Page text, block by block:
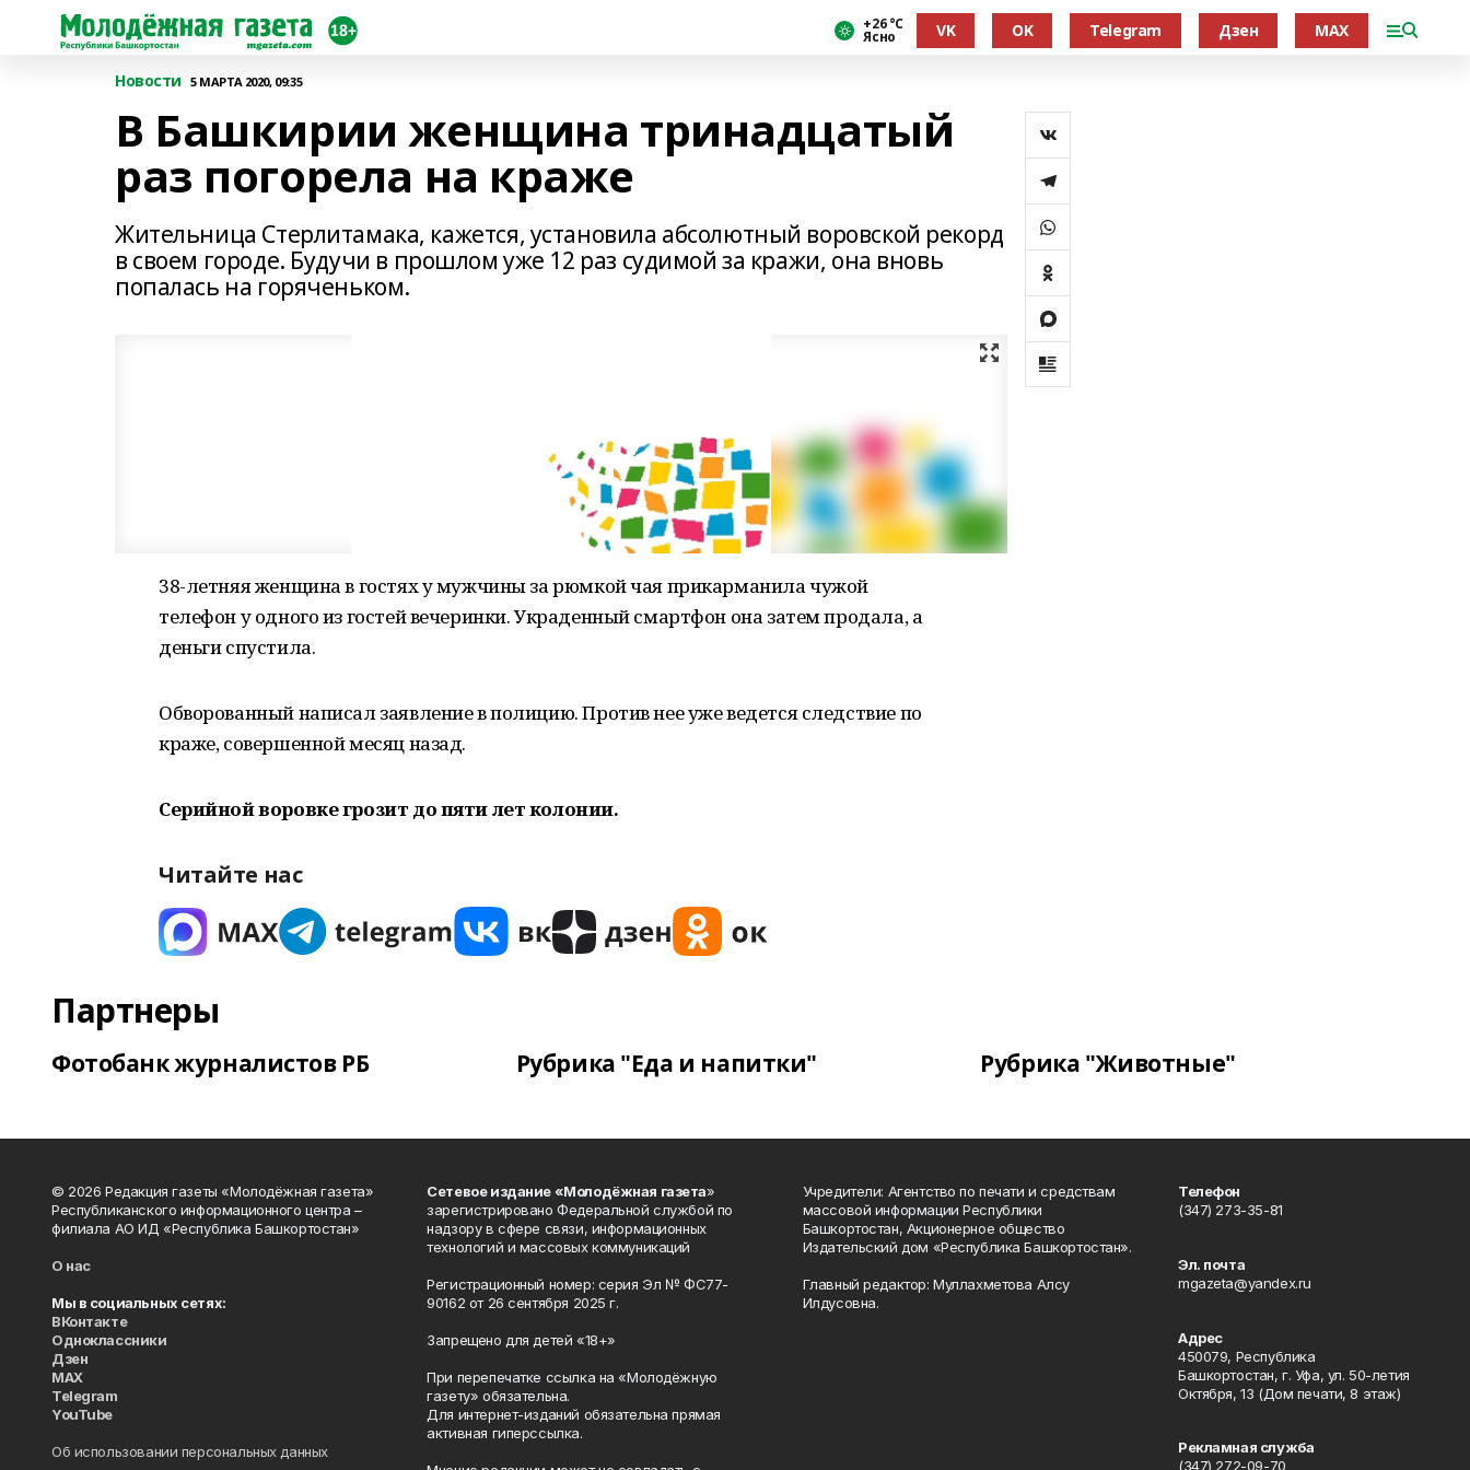
+26 °С
Ясно VK OK Telegram Дзен MAX
Новости 5 МАРТА 2020, 09:35
В Башкирии женщина тринадцатый
раз погорела на краже
Жительница Стерлитамака, кажется, установила абсолютный воровской рекорд
в своем городе. Будучи в прошлом уже 12 раз судимой за кражи, она вновь
попалась на горяченьком.
38-летняя женщина в гостях у мужчины за рюмкой чая прикарманила чужой
телефон у одного из гостей вечеринки. Украденный смартфон она затем продала, а
деньги спустила.
Обворованный написал заявление в полицию. Против нее уже ведется следствие по
краже, совершенной месяц назад.
Серийной воровке грозит до пяти лет колонии.
Читайте нас
Партнеры
Фотобанк журналистов РБ Рубрика "Еда и напитки" Рубрика "Животные"
© 2026 Редакция газеты «Молодёжная газета»
Республиканского информационного центра –
филиала АО ИД «Республика Башкортостан»
О нас
Мы в социальных сетях:
ВКонтакте
Одноклассники
Дзен
MAX
Telegram
YouTube
Об использовании персональных данных
Сетевое издание «Молодёжная газета»
зарегистрировано Федеральной службой по
надзору в сфере связи, информационных
технологий и массовых коммуникаций
Регистрационный номер: серия Эл № ФС77-
90162 от 26 сентября 2025 г.
Запрещено для детей «18+»
При перепечатке ссылка на «Молодёжную
газету» обязательна.
Для интернет-изданий обязательна прямая
активная гиперссылка.
Учредители: Агентство по печати и средствам
массовой информации Республики
Башкортостан, Акционерное общество
Издательский дом «Республика Башкортостан».
Главный редактор: Муллахметова Алсу
Илдусовна.
Телефон
(347) 273-35-81
Эл. почта
mgazeta@yandex.ru
Адрес
450079, Республика
Башкортостан, г. Уфа, ул. 50-летия
Октября, 13 (Дом печати, 8 этаж)
Рекламная служба
(347) 272-09-70